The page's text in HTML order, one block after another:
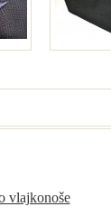
vlajkonoše